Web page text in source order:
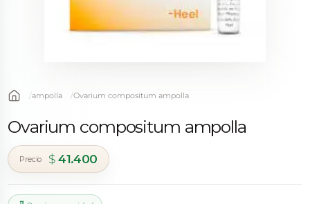
ampolla Ovarium compositum ampolla
Ovarium compositum ampolla
$41.400